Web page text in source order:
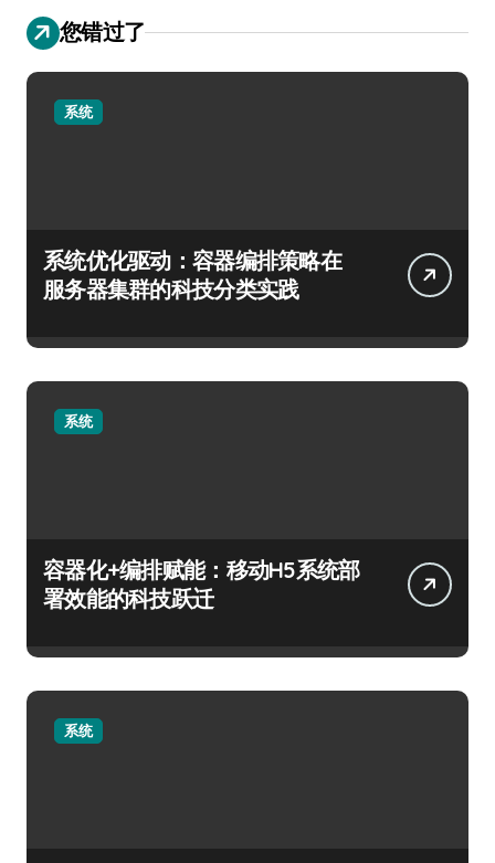
您错过了
系统
系统优化驱动：容器编排策略在
服务器集群的科技分类实践
系统
容器化+编排赋能：移动H5系统部
署效能的科技跃迁
系统